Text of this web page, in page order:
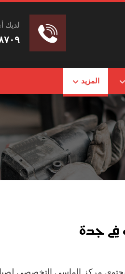
لديك
المزيد
في جدة
مركز الماسي التخصصي